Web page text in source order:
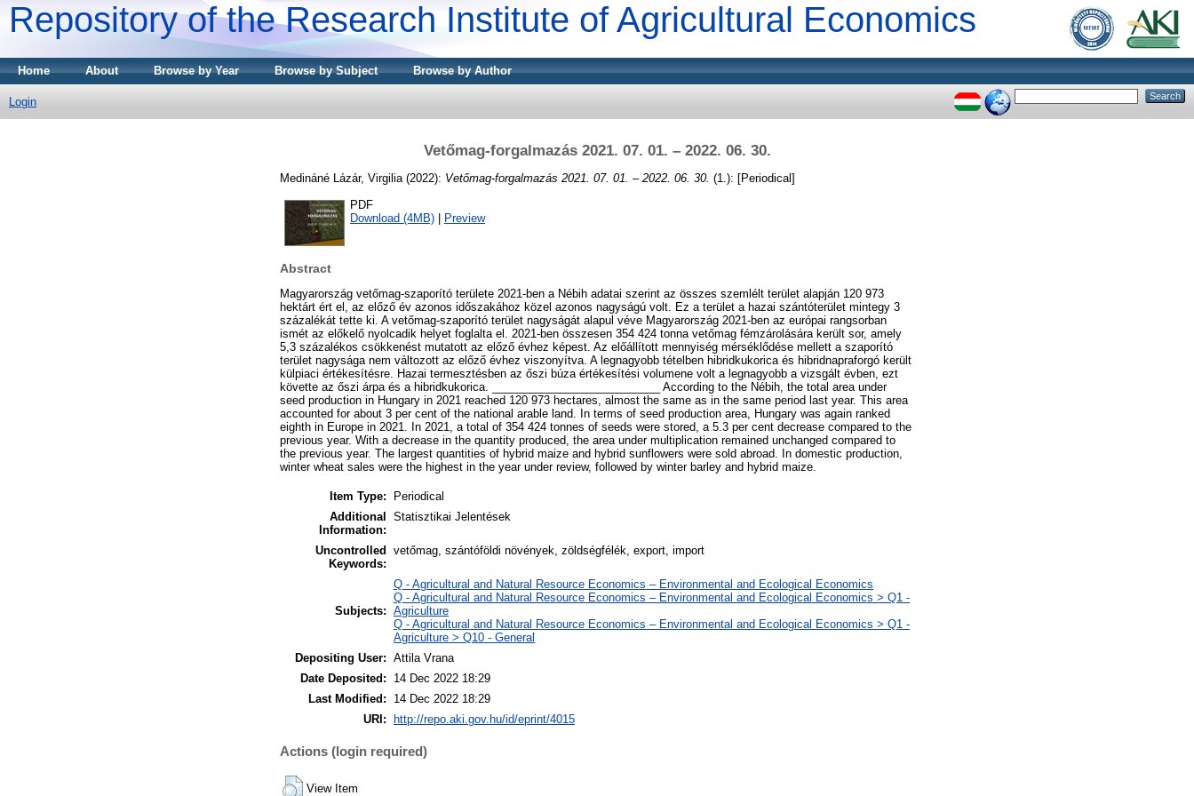
Repository of the Research Institute of Agricultural Economics
Home About Browse by Year Browse by Subject Browse by Author
Login
Vetőmag-forgalmazás 2021. 07. 01. – 2022. 06. 30.
Medináné Lázár, Virgilia (2022): Vetőmag-forgalmazás 2021. 07. 01. – 2022. 06. 30. (1.): [Periodical]
PDF
Download (4MB)
Preview
Abstract
Magyarország vetőmag-szaporító területe 2021-ben a Nébih adatai szerint az összes szemlélt terület alapján 120 973
hektárt ért el, az előző év azonos időszakához közel azonos nagyságú volt. Ez a terület a hazai szántóterület mintegy 3
százalékát tette ki. A vetőmag-szaporító terület nagyságát alapul véve Magyarország 2021-ben az európai rangsorban
ismét az előkelő nyolcadik helyet foglalta el. 2021-ben összesen 354 424 tonna vetőmag fémzárolására került sor, amely
5,3 százalékos csökkenést mutatott az előző évhez képest. Az előállított mennyiség mérséklődése mellett a szaporító
terület nagysága nem változott az előző évhez viszonyítva. A legnagyobb tételben hibridkukorica és hibridnapraforgó került
külpiaci értékesítésre. Hazai termesztésben az őszi búza értékesítési volumene volt a legnagyobb a vizsgált évben, ezt
követte az őszi árpa és a hibridkukorica. ___________________________ According to the Nébih, the total area under
seed production in Hungary in 2021 reached 120 973 hectares, almost the same as in the same period last year. This area
accounted for about 3 per cent of the national arable land. In terms of seed production area, Hungary was again ranked
eighth in Europe in 2021. In 2021, a total of 354 424 tonnes of seeds were stored, a 5.3 per cent decrease compared to the
previous year. With a decrease in the quantity produced, the area under multiplication remained unchanged compared to
the previous year. The largest quantities of hybrid maize and hybrid sunflowers were sold abroad. In domestic production,
winter wheat sales were the highest in the year under review, followed by winter barley and hybrid maize.
Item Type:
Periodical
Additional
Information:
Statisztikai Jelentések
Uncontrolled
Keywords:
vetőmag, szántóföldi növények, zöldségfélék, export, import
Subjects:
Q - Agricultural and Natural Resource Economics – Environmental and Ecological Economics
Q - Agricultural and Natural Resource Economics – Environmental and Ecological Economics > Q1 -
Agriculture
Q - Agricultural and Natural Resource Economics – Environmental and Ecological Economics > Q1 -
Agriculture > Q10 - General
Depositing User: Attila Vrana
Date Deposited:
14 Dec 2022 18:29
Last Modified:
14 Dec 2022 18:29
URI: http://repo.aki.gov.hu/id/eprint/4015
Actions (login required)
View Item